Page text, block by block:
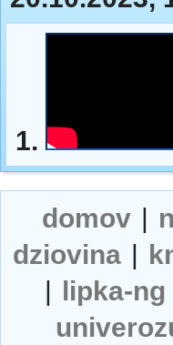
1.
domov |
dziovina |
| lipka-ng